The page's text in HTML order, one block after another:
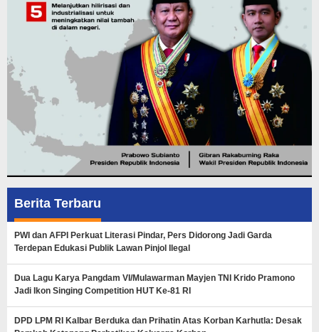
Berita Terbaru
PWI dan AFPI Perkuat Literasi Pindar, Pers Didorong Jadi Garda
Terdepan Edukasi Publik Lawan Pinjol Ilegal
Dua Lagu Karya Pangdam VI/Mulawarman Mayjen TNI Krido Pramono
Jadi Ikon Singing Competition HUT Ke-81 RI
DPD LPM RI Kalbar Berduka dan Prihatin Atas Korban Karhutla: Desak